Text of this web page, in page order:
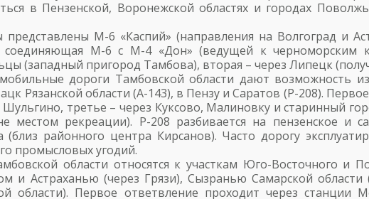
в Пензенской, Воронежской областях и городах
представлены М-6 «Каспий» (направления на Волгоград и
соединяющая М-6 с М-4 «Дон» (ведущей к черноморским
(западный пригород Тамбова), вторая – через Липецк
дороги Тамбовской области дают возможность
Рязанской области (А-143), в Пензу и Саратов (Р-208).
третье – через Куксово, Малиновку и старинный
местом рекреации). Р-208 разбивается на пензенское и
районного центра Кирсанов). Часто дорогу
промысловых угодий.
области относятся к участкам Юго-Восточного
и Астраханью (через Грязи), Сызранью Самарской
области). Первое ответвление проходит через